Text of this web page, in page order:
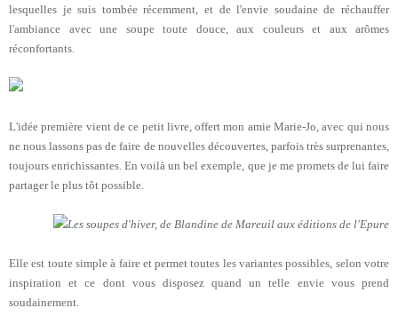
lesquelles je suis tombée récemment, et de l'envie soudaine de réchauffer
l'ambiance avec une soupe toute douce, aux couleurs et aux arômes
réconfortants.
L'idée première vient de ce petit livre, offert mon amie Marie-Jo, avec qui nous
ne nous lassons pas de faire de nouvelles découvertes, parfois très surprenantes,
toujours enrichissantes. En voilà un bel exemple, que je me promets de lui faire
partager le plus tôt possible.
Les soupes d'hiver, de Blandine de Mareuil aux éditions de l'Epure
Elle est toute simple à faire et permet toutes les variantes possibles, selon votre
inspiration et ce dont vous disposez quand un telle envie vous prend
soudainement.